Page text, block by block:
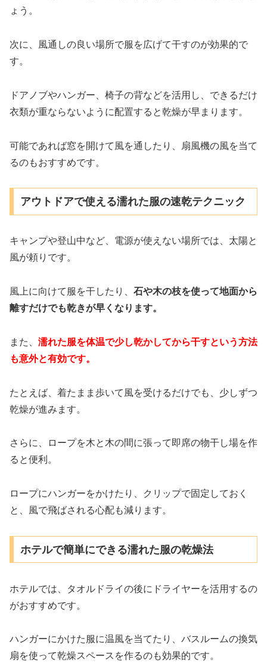
ょう。
次に、風通しの良い場所で服を広げて干すのが効果的で
す。
ドアノブやハンガー、椅子の背などを活用し、できるだけ
衣類が重ならないように配置すると乾燥が早まります。
可能であれば窓を開けて風を通したり、扇風機の風を当て
るのもおすすめです。
アウトドアで使える濡れた服の速乾テクニック
キャンプや登山中など、電源が使えない場所では、太陽と
風が頼りです。
風上に向けて服を干したり、 石や木の枝を使って地面から
離すだけでも乾きが早くなります。
また、 濡れた服を体温で少し乾かしてから干すという方法
も意外と有効です。
たとえば、着たまま歩いて風を受けるだけでも、少しずつ
乾燥が進みます。
さらに、ロープを木と木の間に張って即席の物干し場を作
ると便利。
ロープにハンガーをかけたり、クリップで固定しておく
と、風で飛ばされる心配も減ります。
ホテルで簡単にできる濡れた服の乾燥法
ホテルでは、タオルドライの後にドライヤーを活用するの
がおすすめです。
ハンガーにかけた服に温風を当てたり、バスルームの換気
扇を使って乾燥スペースを作るのも効果的です。